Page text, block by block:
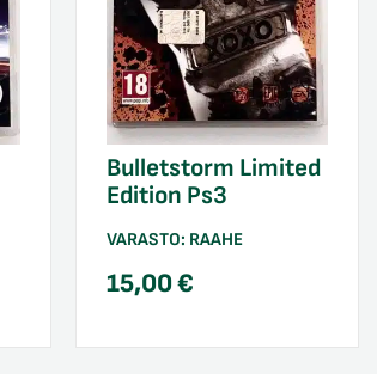
Bulletstorm Limited
Edition Ps3
VARASTO: RAAHE
15,00€